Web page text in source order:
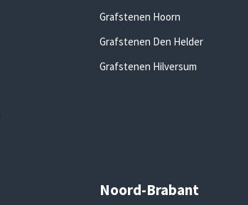
Grafstenen Hoorn
Grafstenen Den Helder
Grafstenen Hilversum
Noord-Brabant